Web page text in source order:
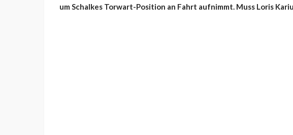
um Schalkes Torwart-Position an Fahrt aufnimmt. Muss Loris